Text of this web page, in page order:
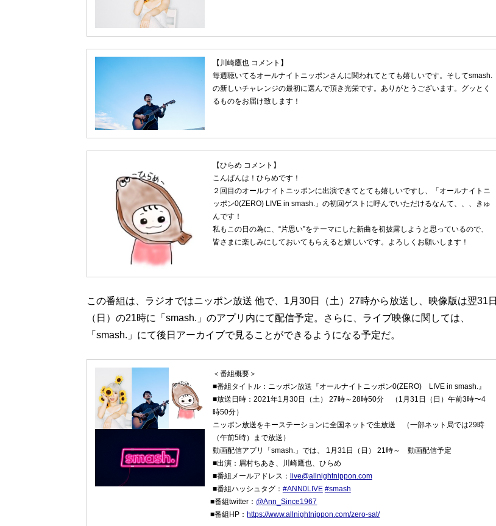
【川崎鷹也 コメント】
毎週聴いてるオールナイトニッポンさんに関われてとても嬉しいです。そしてsmash.
の新しいチャレンジの最初に選んで頂き光栄です。ありがとうございます。グッとく
るものをお届け致します！
【ひらめ コメント】
こんばんは！ひらめです！
２回目のオールナイトニッポンに出演できてとても嬉しいですし、「オールナイトニ
ッポン0(ZERO) LIVE in smash.」の初回ゲストに呼んでいただけるなんて、、、きゅ
んです！
私もこの日の為に、“片思い”をテーマにした新曲を初披露しようと思っているので、
皆さまに楽しみにしておいてもらえると嬉しいです。よろしくお願いします！
この番組は、ラジオではニッポン放送 他で、1月30日（土）27時から放送し、映像版は翌31日
（日）の21時に「smash.」のアプリ内にて配信予定。さらに、ライブ映像に関しては、
「smash.」にて後日アーカイブで見ることができるようになる予定だ。
＜番組概要＞
■番組タイトル：ニッポン放送『オールナイトニッポン0(ZERO) LIVE in smash.』
■放送日時：2021年1月30日（土） 27時～28時50分 （1月31日（日）午前3時〜4
時50分）
ニッポン放送をキーステーションに全国ネットで生放送 （一部ネット局では29時
（午前5時）まで放送）
動画配信アプリ「smash.」では、 1月31日（日） 21時～ 動画配信予定
■出演：眉村ちあき、川崎鷹也、ひらめ
■番組メールアドレス： live@allnightnippon.com
■番組ハッシュタグ： #ANN0LIVE #smash
■番組twitter： @Ann_Since1967
■番組HP：https://www.allnightnippon.com/zero-sat/